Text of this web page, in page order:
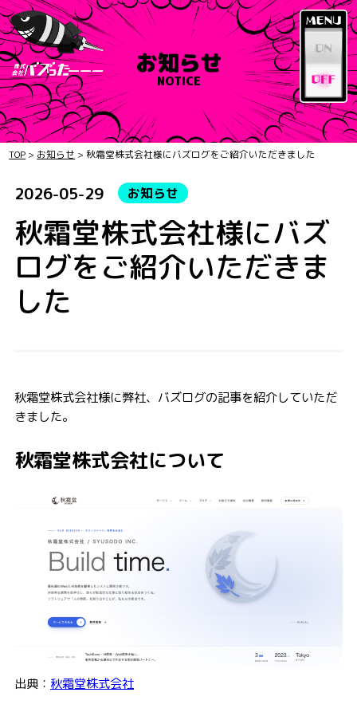
お知らせ
NOTICE
TOP > お知らせ >秋霜堂株式会社様にバズログをご紹介いただきました
2026-05-29 お知らせ
秋霜堂株式会社様にバズ
ログをご紹介いただきま
した
秋霜堂株式会社様に弊社、バズログの記事を紹介していただ
きました。
秋霜堂株式会社について
出典： 秋霜堂株式会社